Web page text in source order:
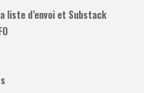
liste d’envoi et Substack